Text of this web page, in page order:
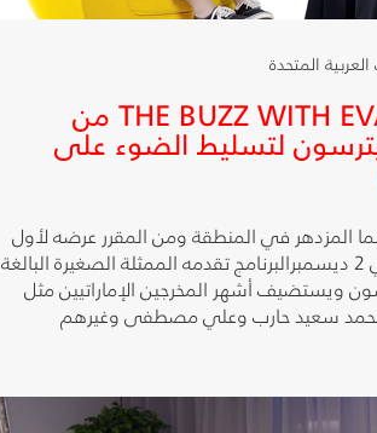
OSN تطلق برنامج THE BUZZ WITH EVA من
لتسليط الضوء على
المزدهر في المنطقة ومن المقرر عرضه لأول
مرة حصرياً على شبكة OSN في 2 ديسمبرالبرنامج تقدمه الممثلة الصغيرة البالغة
بيترسون ويستضيف أشهر المخرجين الإماراتيين مثل
ومحمد سعيد حارب وعلي مصطفى وغيرهم